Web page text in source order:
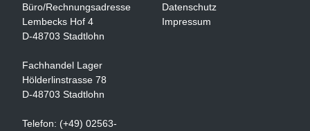
Büro/Rechnungsadresse
Lembecks Hof 4
D-48703 Stadtlohn
Fachhandel Lager
Hölderlinstrasse 78
D-48703 Stadtlohn
Telefon: (+49) 02563-
Datenschutz
Impressum